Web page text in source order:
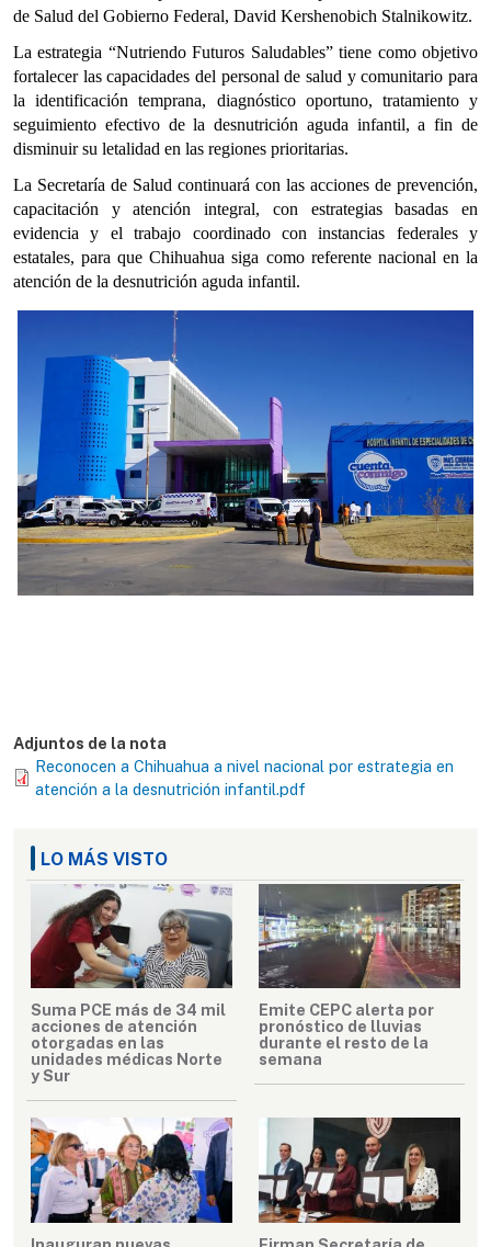
de Salud del Gobierno Federal, David Kershenobich Stalnikowitz.
La estrategia “Nutriendo Futuros Saludables” tiene como objetivo
fortalecer las capacidades del personal de salud y comunitario para
la identificación temprana, diagnóstico oportuno, tratamiento y
seguimiento efectivo de la desnutrición aguda infantil, a fin de
disminuir su letalidad en las regiones prioritarias.
La Secretaría de Salud continuará con las acciones de prevención,
capacitación y atención integral, con estrategias basadas en
evidencia y el trabajo coordinado con instancias federales y
estatales, para que Chihuahua siga como referente nacional en la
atención de la desnutrición aguda infantil.
Adjuntos de la nota
Reconocen a Chihuahua a nivel nacional por estrategia en
atención a la desnutrición infantil.pdf
LO MÁS VISTO
Suma PCE más de 34 mil
acciones de atención
otorgadas en las
unidades médicas Norte
y Sur
Emite CEPC alerta por
pronóstico de lluvias
durante el resto de la
semana